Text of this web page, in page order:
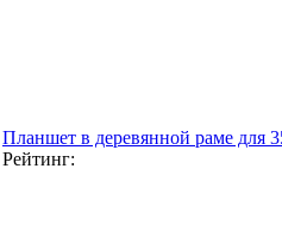
Планшет в деревянной раме
Рейтинг: